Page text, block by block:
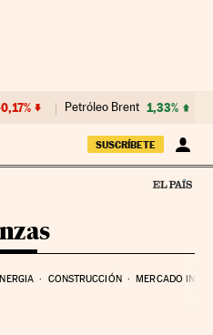
Petróleo Brent 1,33%
SUSCRÍBETE
CONSTRUCCIÓN MERCADO